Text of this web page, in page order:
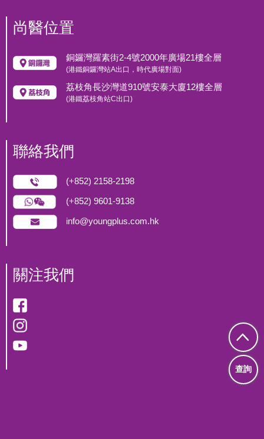
尚醫位置
銅鑼灣羅素街2-4號2000年廣場21樓全層
(港鐵銅鑼灣站A出口，時代廣場對面)
荔枝角長沙灣道910號安泰大廈12樓全層
(港鐵荔枝角站C出口)
聯絡我們
(+852) 2158-2198
(+852) 9601-9138
info@youngplus.com.hk
關注我們
查詢